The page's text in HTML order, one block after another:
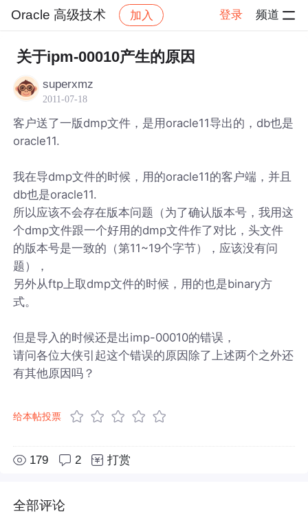
Oracle 高级技术 加入 登录 频道
社区 Oracle 高级技术 帖子详情
关于ipm-00010产生的原因
superxmz
2011-07-18
客户送了一版dmp文件，是用oracle11导出的，db也是
oracle11.
我在导dmp文件的时候，用的oracle11的客户端，并且
db也是oracle11.
所以应该不会存在版本问题（为了确认版本号，我用这
个dmp文件跟一个好用的dmp文件作了对比，头文件
的版本号是一致的（第11~19个字节），应该没有问
题），
另外从ftp上取dmp文件的时候，用的也是binary方
式。
但是导入的时候还是出imp-00010的错误，
请问各位大侠引起这个错误的原因除了上述两个之外还
有其他原因吗？
给本帖投票
179 2 打赏
全部评论